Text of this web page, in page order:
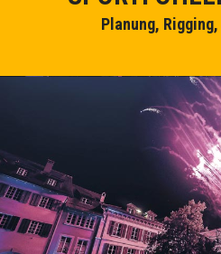
Planung,